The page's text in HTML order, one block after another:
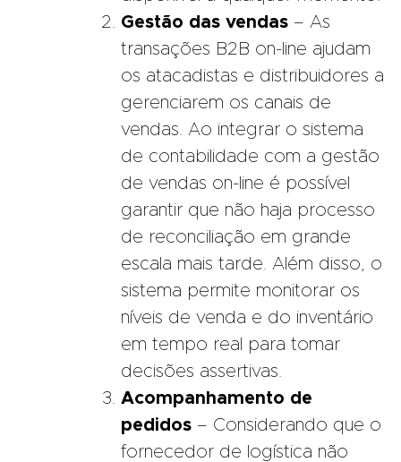
Gestão das vendas – As
transações B2B on-line ajudam
os atacadistas e distribuidores a
gerenciarem os canais de
vendas. Ao integrar o sistema
de contabilidade com a gestão
de vendas on-line é possível
garantir que não haja processo
de reconciliação em grande
escala mais tarde. Além disso, o
sistema permite monitorar os
níveis de venda e do inventário
em tempo real para tomar
decisões assertivas.
Acompanhamento de
pedidos – Considerando que o
fornecedor de logística não